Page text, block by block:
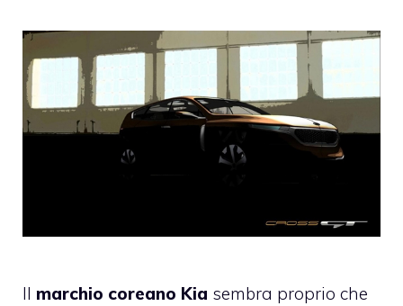
Il marchio coreano Kia sembra proprio che